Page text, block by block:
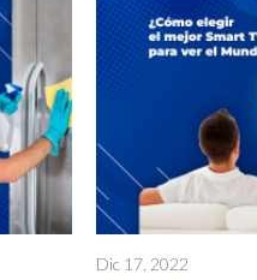
Dic 17, 2022